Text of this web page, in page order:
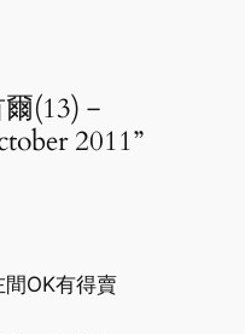
(13)－
2011”
OK有得賣